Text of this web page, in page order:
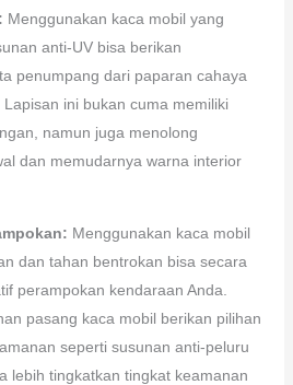
Menggunakan kaca mobil yang
anti-UV bisa berikan
penumpang dari paparan cahaya
ini bukan cuma memiliki
namun juga menolong
dan memudarnya warna interior
Menggunakan kaca mobil
dan tahan bentrokan bisa secara
perampokan kendaraan Anda.
pasang kaca mobil berikan pilihan
seperti susunan anti-peluru
lebih tingkatkan tingkat keamanan